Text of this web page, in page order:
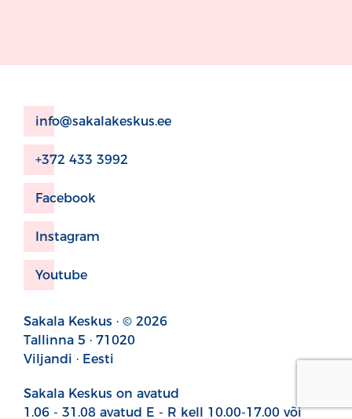
info@sakalakeskus.ee
+372 433 3992
Facebook
Instagram
Youtube
Sakala Keskus · © 2026
Tallinna 5 · 71020
Viljandi · Eesti
Sakala Keskus on avatud
1.06 - 31.08 avatud E - R kell 10.00-17.00 või